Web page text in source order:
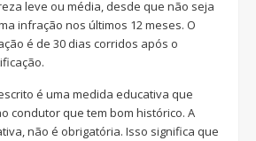
leve ou média, desde que não seja
infração nos últimos 12 meses. O
é de 30 dias corridos após o
é uma medida educativa que
condutor que tem bom histórico. A
não é obrigatória. Isso significa que